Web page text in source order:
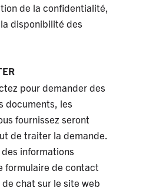
de la confidentialité,
disponibilité des
pour demander des
documents, les
fournissez seront
de traiter la demande.
informations
formulaire de contact
chat sur le site web